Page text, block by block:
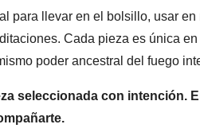
para llevar en el bolsillo, usar
Cada pieza es única
poder ancestral del fuego
seleccionada con intención.